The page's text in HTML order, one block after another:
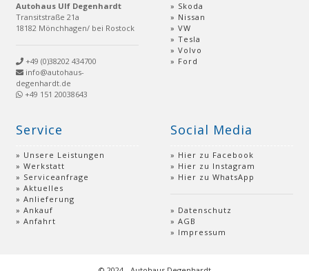
Autohaus Ulf Degenhardt
Transitstraße 21a
18182 Mönchhagen/ bei Rostock
+49 (0)38202 434700
info@autohaus-
degenhardt.de
+49 151 20038643
Skoda
Nissan
VW
Tesla
Volvo
Ford
Service
Unsere Leistungen
Werkstatt
Serviceanfrage
Aktuelles
Anlieferung
Ankauf
Anfahrt
Social Media
Hier zu Facebook
Hier zu Instagram
Hier zu WhatsApp
Datenschutz
AGB
Impressum